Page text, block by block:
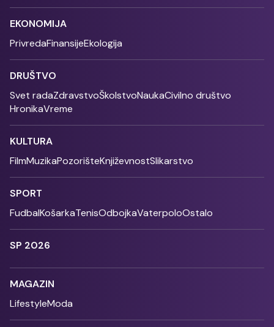
EKONOMIJA
PrivredaFinansijeEkologija
DRUŠTVO
Svet radaZdravstvoŠkolstvoNaukaCivilno društvo
HronikaVreme
KULTURA
FilmMuzikaPozorišteKnjiževnostSlikarstvo
SPORT
FudbalKošarkaTenisOdbojkaVaterpoloOstalo
SP 2026
MAGAZIN
LifestyleModa